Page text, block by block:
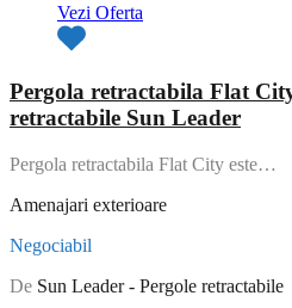
Vezi Oferta
Pergola retractabila Flat
retractabile Sun Leader
Pergola retractabila Flat City este…
Amenajari exterioare
Negociabil
De Sun Leader - Pergole retractabile